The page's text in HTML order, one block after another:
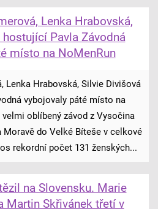
Lenka Hrabovská,
Pavla Závodná
místo na NoMenRun
Lenka Hrabovská, Silvie Divišová
vybojovaly páté místo na
oblíbený závod z Vysočina
Moravě do Velké Bíteše v celkové
rekordní počet 131 ženských...
na Slovensku. Marie
Martin Skřivánek třetí v